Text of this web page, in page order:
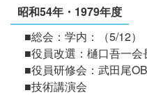
昭和54年・1979年度
■総会：学内：（5/12）
■役員改選：樋口吾一会
■役員研修会：武田尾
■技術講演会